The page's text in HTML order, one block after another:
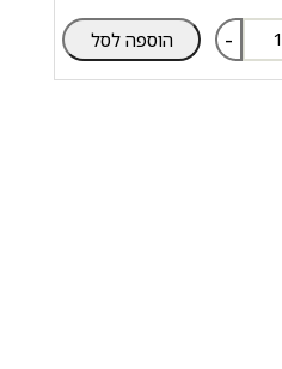
- הוספה לסל